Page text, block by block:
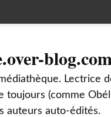
Lectrice
toujours (comme
auteurs auto-édités.